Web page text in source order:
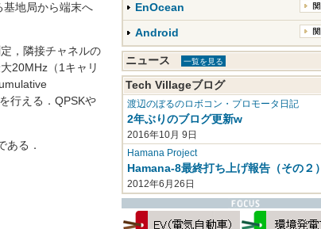
基地局から端末へ
，隣接チャネルの
20MHz（1キャリ
行える．QPSKや
る．
EnOcean
Android
ニュース 一覧を見る
Tech Villageブログ
渡辺のぼるのロボコン・プロモータ日記
2年ぶりのブログ更新w
2016年10月 9日
Hamana Project
Hamana-8最終打ち上げ報告（その２）
2012年6月26日